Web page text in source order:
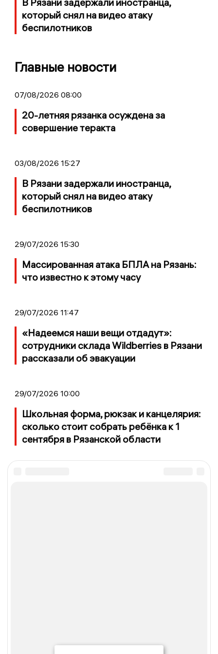
который снял на видео атаку
беспилотников
Главные новости
07/08/2026 08:00
20-летняя рязанка осуждена за
совершение теракта
03/08/2026 15:27
В Рязани задержали иностранца,
который снял на видео атаку
беспилотников
29/07/2026 15:30
Массированная атака БПЛА на Рязань:
что известно к этому часу
29/07/2026 11:47
«Надеемся наши вещи отдадут»:
сотрудники склада Wildberries в Рязани
рассказали об эвакуации
29/07/2026 10:00
Школьная форма, рюкзак и канцелярия:
сколько стоит собрать ребёнка к 1
сентября в Рязанской области